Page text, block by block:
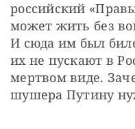
российский
может жить без
И сюда им был
их не пускают в
мертвом виде.
шушера Путину